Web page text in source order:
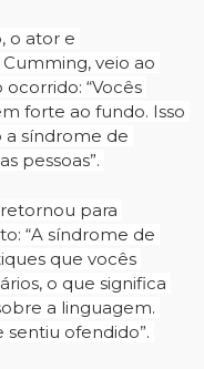
o ator e
veio ao
“Vocês
forte ao fundo. Isso
síndrome de
pessoas”.
para
“A síndrome de
que vocês
o que significa
a linguagem.
sentiu ofendido”.